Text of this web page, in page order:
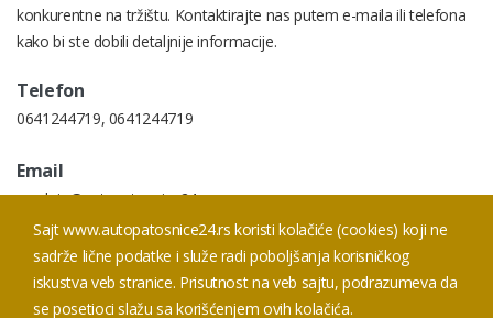
Sajt www.autopatosnice24.rs koristi kolačiće (cookies) koji ne
sadrže lične podatke i služe radi poboljšanja korisničkog
iskustva veb stranice. Prisutnost na veb sajtu, podrazumeva da
se posetioci slažu sa korišćenjem ovih kolačića.
konkurentne na tržištu. Kontaktirajte nas putem e-maila ili telefona
kako bi ste dobili detaljnije informacije.
Telefon
0641244719, 0641244719
Email
prodaja@autopatosnice24.rs
Addresa
Prodaja Smederevski put 20 I, 11050 Beograd